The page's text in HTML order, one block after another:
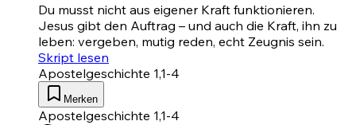
Du musst nicht aus eigener Kraft funktionieren.
Jesus gibt den Auftrag – und auch die Kraft, ihn zu
leben: vergeben, mutig reden, echt Zeugnis sein.
Skript lesen
Apostelgeschichte 1,1-4
Merken
Apostelgeschichte 1,1-4